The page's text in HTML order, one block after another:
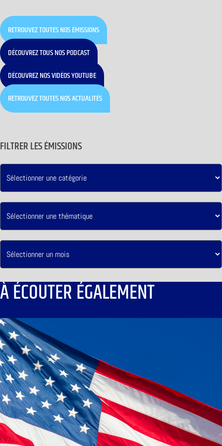
RETROUVEZ TOUTES NOS ÉMISSIONS
DÉCOUVREZ TOUS NOS PODCAST
DÉCOUVREZ NOS VIDÉOS YOUTUBE
RETROUVEZ TOUTES NOS ACTUALITÉS
FILTRER LES ÉMISSIONS
À ÉCOUTER ÉGALEMENT